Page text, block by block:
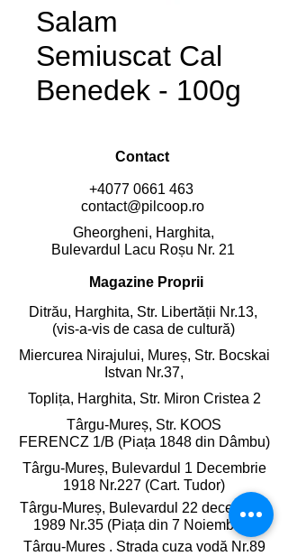
Salam
Semiuscat Cal
Benedek - 100g
Contact
+4077 0661 463
contact@pilcoop.ro
Gheorgheni, Harghita,
Bulevardul Lacu Roșu Nr. 21
Magazine Proprii
Ditrău, Harghita, Str. Libertății Nr.13,
(vis-a-vis de casa de cultură)
Miercurea Nirajului, Mureș, Str. Bocskai
Istvan Nr.37,
Toplița, Harghita, Str. Miron Cristea 2
Târgu-Mureș, Str. KOOS
FERENCZ 1/B (Piața 1848 din Dâmbu)
Târgu-Mureș, Bulevardul 1 Decembrie
1918 Nr.227 (Cart. Tudor)
Târgu-Mureș, Bulevardul 22 decembrie
1989 Nr.35 (Piața din 7 Noiembrie)
Târgu-Mureș , Strada cuza vodă Nr.89